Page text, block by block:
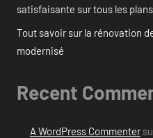
satisfaisante sur tous les plans
Tout savoir sur la rénovation
modernisé
Recent
A WordPress Commenter